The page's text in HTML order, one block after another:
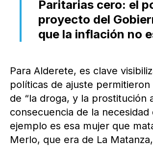
Paritarias cero: el
proyecto del
que la inflación no
Para Alderete, es clave
políticas de ajuste permitieron
de “la droga, y la prostitución
consecuencia de la necesidad
ejemplo es esa mujer que
Merlo, que era de La